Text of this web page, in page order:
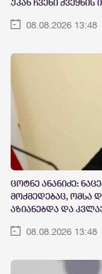
უკან ჩვენი
08.08.2026 13:48
ცოტნე ანანიძე:
მოქმედებაც, ომსა
აზიანებდა და
08.08.2026 13:48